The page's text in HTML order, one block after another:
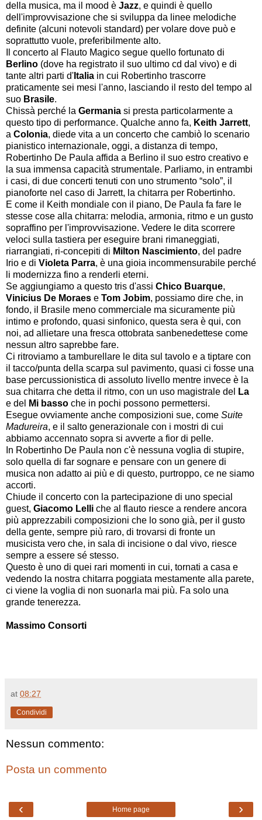
della musica, ma il mood è Jazz, e quindi è quello
dell'improvvisazione che si sviluppa da linee melodiche
definite (alcuni notevoli standard) per volare dove può e
soprattutto vuole, preferibilmente alto.
Il concerto al Flauto Magico segue quello fortunato di
Berlino (dove ha registrato il suo ultimo cd dal vivo) e di
tante altri parti d' Italia in cui Robertinho trascorre
praticamente sei mesi l'anno, lasciando il resto del tempo al
suo Brasile.
Chissà perché la Germania si presta particolarmente a
questo tipo di performance. Qualche anno fa, Keith Jarrett,
a Colonia, diede vita a un concerto che cambiò lo scenario
pianistico internazionale, oggi, a distanza di tempo,
Robertinho De Paula affida a Berlino il suo estro creativo e
la sua immensa capacità strumentale. Parliamo, in entrambi
i casi, di due concerti tenuti con uno strumento “solo”, il
pianoforte nel caso di Jarrett, la chitarra per Robertinho.
E come il Keith mondiale con il piano, De Paula fa fare le
stesse cose alla chitarra: melodia, armonia, ritmo e un gusto
sopraffino per l'improvvisazione. Vedere le dita scorrere
veloci sulla tastiera per eseguire brani rimaneggiati,
riarrangiati, ri-concepiti di Milton Nascimiento, del padre
Irio e di Violeta Parra, è una gioia incommensurabile perché
li modernizza fino a renderli eterni.
Se aggiungiamo a questo tris d'assi Chico Buarque,
Vinicius De Moraes e Tom Jobim, possiamo dire che, in
fondo, il Brasile meno commerciale ma sicuramente più
intimo e profondo, quasi sinfonico, questa sera è qui, con
noi, ad allietare una fresca ottobrata sanbenedettese come
nessun altro saprebbe fare.
Ci ritroviamo a tamburellare le dita sul tavolo e a tiptare con
il tacco/punta della scarpa sul pavimento, quasi ci fosse una
base percussionistica di assoluto livello mentre invece è la
sua chitarra che detta il ritmo, con un uso magistrale del
La
e del
Mi basso che in pochi possono permettersi.
Esegue ovviamente anche composizioni sue, come Suite
Madureira, e il salto generazionale con i mostri di cui
abbiamo accennato sopra si avverte a fior di pelle.
In Robertinho De Paula non c'è nessuna voglia di stupire,
solo quella di far sognare e pensare con un genere di
musica non adatto ai più e di questo, purtroppo, ce ne siamo
accorti.
Chiude il concerto con la partecipazione di uno special
guest, Giacomo Lelli che al flauto riesce a rendere ancora
più apprezzabili composizioni che lo sono già, per il gusto
della gente, sempre più raro, di trovarsi di fronte un
musicista vero che, in sala di incisione o dal vivo, riesce
sempre a essere sé stesso.
Questo è uno di quei rari momenti in cui, tornati a casa e
vedendo la nostra chitarra poggiata mestamente alla parete,
ci viene la voglia di non suonarla mai più. Fa solo una
grande tenerezza.
Massimo Consorti
at 08:27
Condividi
Nessun commento:
Posta un commento
‹ ›
Home page